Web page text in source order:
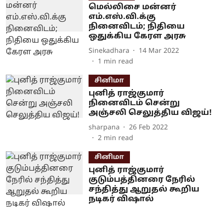
மெல்லிசை மன்னர்
எம்.எஸ்.வி.க்கு
நினைவிடம்; நிதியை
ஒதுக்கிய கேரள அரசு
Sinekadhara
14 Mar 2022
1 min read
சினிமா
புனித் ராஜ்குமார்
நினைவிடம் சென்று
அஞ்சலி செலுத்திய விஜய்!
sharpana
26 Feb 2022
2 min read
சினிமா
புனித் ராஜ்குமார்
குடும்பத்தினரை நேரில்
சந்தித்து ஆறுதல் கூறிய
நடிகர் விஷால்